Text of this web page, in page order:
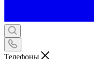
Телефоны